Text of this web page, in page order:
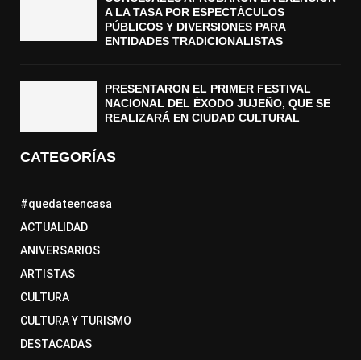
A LA TASA POR ESPECTÁCULOS
PÚBLICOS Y DIVERSIONES PARA
ENTIDADES TRADICIONALISTAS
PRESENTARON EL PRIMER FESTIVAL
NACIONAL DEL ÉXODO JUJEÑO, QUE SE
REALIZARÁ EN CIUDAD CULTURAL
CATEGORÍAS
#quedateencasa
ACTUALIDAD
ANIVERSARIOS
ARTISTAS
CULTURA
CULTURA Y TURISMO
DESTACADAS